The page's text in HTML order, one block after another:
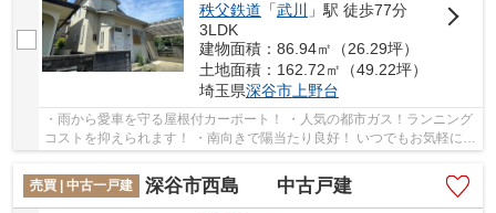
秩父鉄道 「武川
」駅 徒歩77分
3LDK
建物面積：86.94㎡（26.29坪）
土地面積：162.72㎡（49.22坪）
埼玉県深谷市上野台
・雨から愛車を守る屋根付カーポート！ ・人気の都市ガス！ランニング
コストを抑えられます！ ・南向きで陽当たり良好！ いつでもお気軽にお
売買 | 中古一戸建
深谷市西島 中古戸建